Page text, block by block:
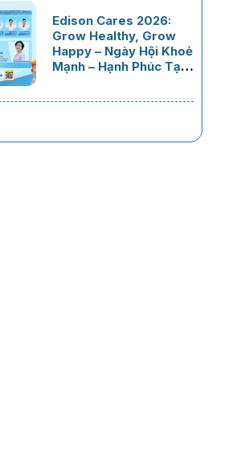
Edison Cares 2026:
Grow Healthy, Grow
Happy – Ngày Hội Khoẻ
Mạnh – Hạnh Phúc Tại